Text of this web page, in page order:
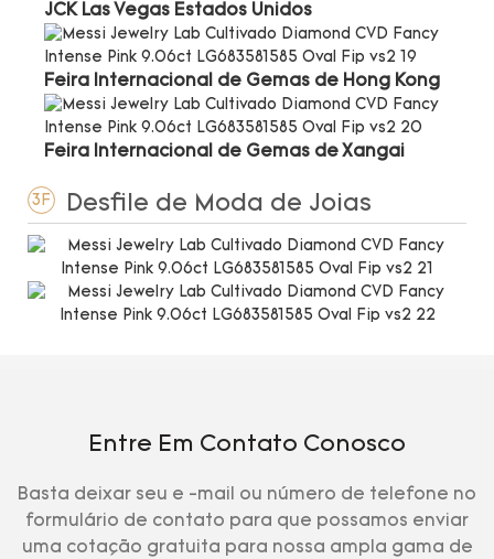
JCK Las Vegas Estados Unidos
Feira Internacional de Gemas de Hong Kong
Feira Internacional de Gemas de Xangai
3F Desfile de Moda de Joias
Entre Em Contato Conosco
Basta deixar seu e -mail ou número de telefone no
formulário de contato para que possamos enviar
uma cotação gratuita para nossa ampla gama de